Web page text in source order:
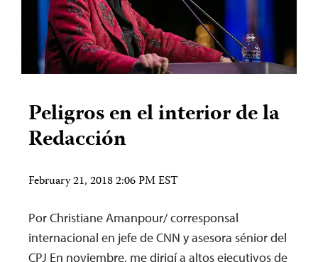
Peligros en el interior de la
Redacción
February 21, 2018 2:06 PM EST
Por Christiane Amanpour/ corresponsal
internacional en jefe de CNN y asesora sénior del
CPJ En noviembre, me dirigí a altos ejecutivos de